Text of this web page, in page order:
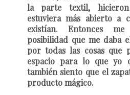
la parte textil,
estuviera más abierto a
existían. Entonces
posibilidad que me daba
por todas las cosas que
espacio para lo que yo
también siento que el
producto mágico.